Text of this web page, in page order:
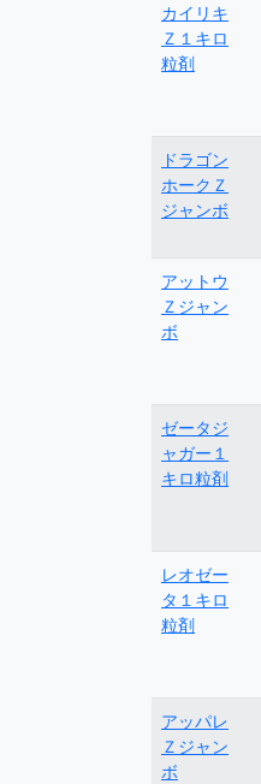
カイリキ
Ｚ１キロ
粒剤
ドラゴン
ホークＺ
ジャンボ
アットウ
Ｚジャン
ボ
ゼータジ
ャガー１
キロ粒剤
レオゼー
タ１キロ
粒剤
アッパレ
Ｚジャン
ボ